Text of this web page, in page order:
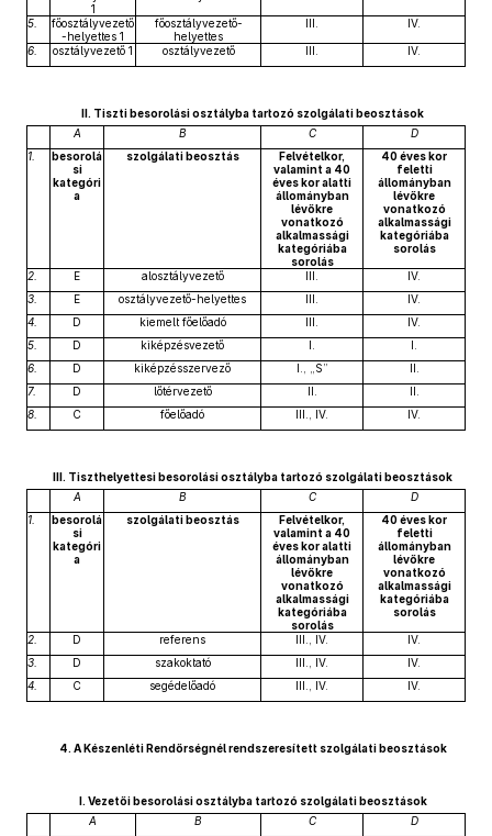
1
5.
főosztályvezető
-helyettes 1
főosztályvezető-
helyettes
III. IV.
6. osztályvezető 1 osztályvezető III. IV.
II. Tiszti besorolási osztályba tartozó szolgálati beosztások
A
B C
D
1.
besorolá
si
kategóri
a
szolgálati beosztás
Felvételkor,
valamint a 40
éves kor alatti
állományban
lévőkre
vonatkozó
alkalmassági
kategóriába
sorolás
40 éves kor
feletti
állományban
lévőkre
vonatkozó
alkalmassági
kategóriába
sorolás
2. E alosztályvezető III.
IV.
3.
E osztályvezető-helyettes III.
IV.
4.
D kiemelt főelőadó III.
IV.
5.
D kiképzésvezető I.
I.
6.
D kiképzésszervező I., „S”
II.
7.
D lőtérvezető II.
II.
8.
C főelőadó III., IV. IV.
III. Tiszthelyettesi besorolási osztályba tartozó szolgálati beosztások
A
B C
D
1.
besorolá
si
kategóri
a
szolgálati beosztás
Felvételkor,
valamint a 40
éves kor alatti
állományban
lévőkre
vonatkozó
alkalmassági
kategóriába
sorolás
40 éves kor
feletti
állományban
lévőkre
vonatkozó
alkalmassági
kategóriába
sorolás
2. D referens III., IV.
IV.
3.
D szakoktató III., IV.
IV.
4.
C segédelőadó III., IV. IV.
4. A Készenléti Rendőrségnél rendszeresített szolgálati beosztások
I. Vezetői besorolási osztályba tartozó szolgálati beosztások
A
B C
D